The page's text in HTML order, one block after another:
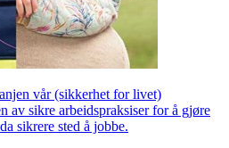
vår (sikkerhet for livet)
av sikre arbeidspraksiser for å gjøre
sikrere sted å jobbe.